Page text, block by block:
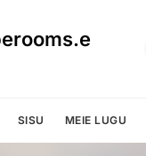
SISU MEIE LUGU